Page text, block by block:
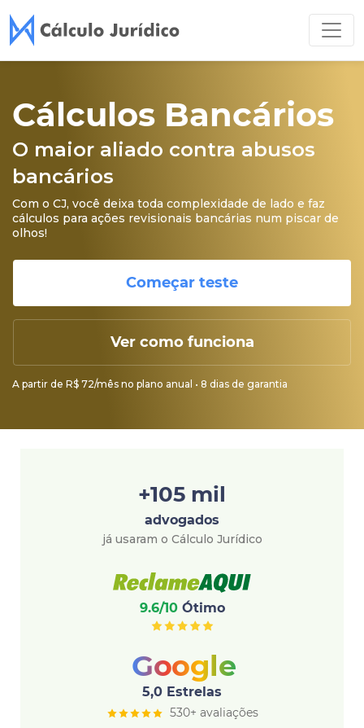
Cálculos Bancários
O maior aliado contra abusos
bancários
Com o CJ, você deixa toda complexidade de lado e faz
cálculos para ações revisionais bancárias num piscar de
olhos!
Começar teste
Ver como funciona
A partir de R$ 72/mês no plano anual • 8 dias de garantia
+105 mil
advogados
já usaram o Cálculo Jurídico
9.6/10Ótimo
Google
5,0 Estrelas
530+ avaliações